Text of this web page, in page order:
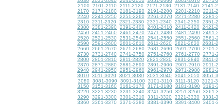
2100
2101-2110 2111-2120 2121-2130 2131-2140
2141-
2170
2171-2180 2181-2190 2191-2200 2201-2210
2211-
2240
2241-2250 2251-2260 2261-2270 2271-2280
2281-
2310
2311-2320 2321-2330 2331-2340 2341-2350
2351-
2380
2381-2390 2391-2400 2401-2410 2411-2420
2421-
2450
2451-2460 2461-2470 2471-2480 2481-2490
2491-
2520
2521-2530 2531-2540 2541-2550 2551-2560
2561-
2590
2591-2600 2601-2610 2611-2620 2621-2630
2631-
2660
2661-2670 2671-2680 2681-2690 2691-2700
2701-
2730
2731-2740 2741-2750 2751-2760 2761-2770
2771-
2800
2801-2810 2811-2820 2821-2830 2831-2840
2841-
2870
2871-2880 2881-2890 2891-2900 2901-2910
2911-
2940
2941-2950 2951-2960 2961-2970 2971-2980
2981-
3010
3011-3020 3021-3030 3031-3040 3041-3050
3051-
3080
3081-3090 3091-3100 3101-3110 3111-3120
3121-
3150
3151-3160 3161-3170 3171-3180 3181-3190
3191-
3220
3221-3230 3231-3240 3241-3250 3251-3260
3261-
3290
3291-3300 3301-3310 3311-3320 3321-3330
3331-
3360
3361-3370 3371-3380 3381-3390 3391-3400
3401-